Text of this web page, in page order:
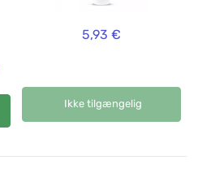
5,93 €
Ikke tilgængelig